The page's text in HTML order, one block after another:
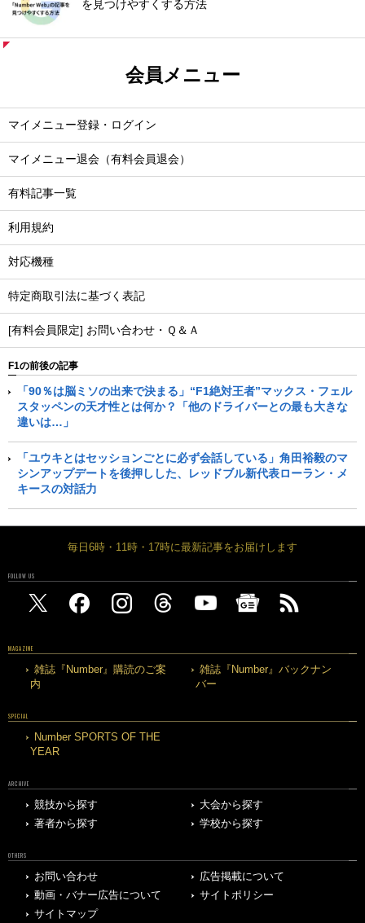
を見つけやすくする方法
会員メニュー
マイメニュー登録・ログイン
マイメニュー退会（有料会員退会）
有料記事一覧
利用規約
対応機種
特定商取引法に基づく表記
[有料会員限定] お問い合わせ・Ｑ＆Ａ
F1の前後の記事
「90％は脳ミソの出来で決まる」“F1絶対王者”マックス・フェル
スタッペンの天才性とは何か？「他のドライバーとの最も大きな
違いは…」
「ユウキとはセッションごとに必ず会話している」角田裕毅のマ
シンアップデートを後押しした、レッドブル新代表ローラン・メ
キースの対話力
毎日6時・11時・17時に最新記事をお届けします
FOLLOW US
MAGAZINE
雑誌『Number』購読のご案
内
雑誌『Number』バックナン
バー
SPECIAL
Number SPORTS OF THE
YEAR
ARCHIVE
競技から探す
大会から探す
著者から探す
学校から探す
OTHERS
お問い合わせ
広告掲載について
動画・バナー広告について
サイトポリシー
サイトマップ